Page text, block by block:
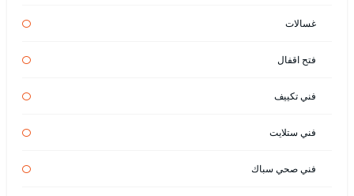
غسالات
فتح اقفال
فني تكييف
فني ستلايت
فني صحي سباك